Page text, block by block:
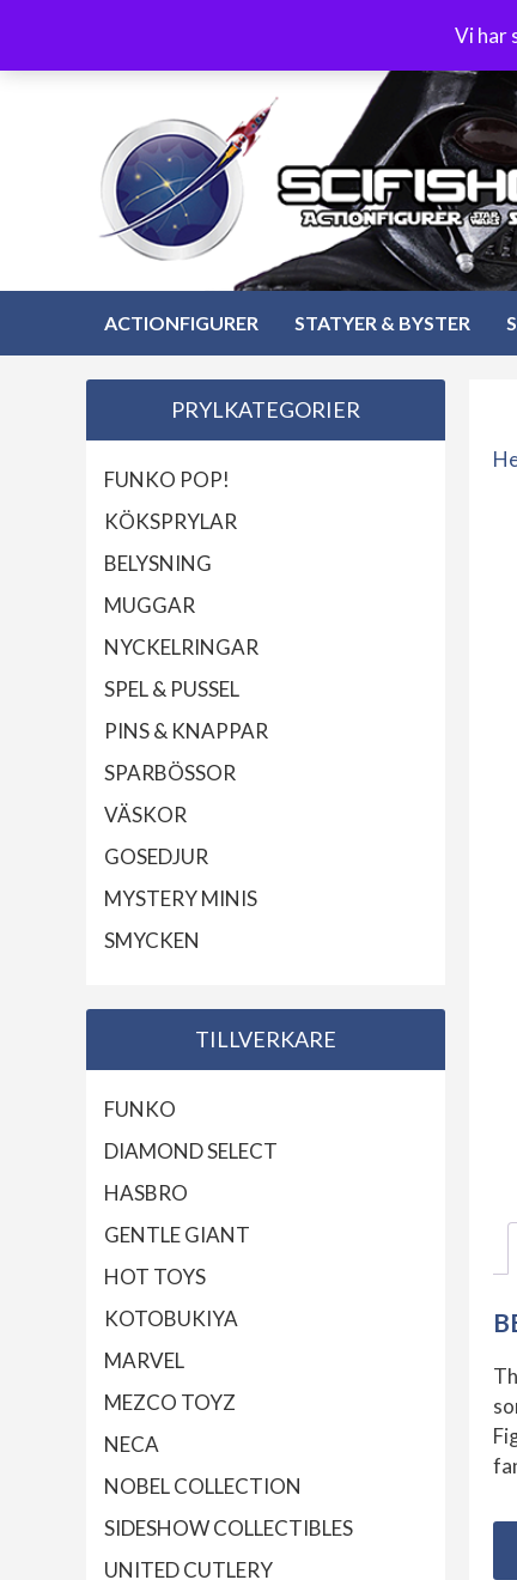
Vi har
innehåll
Öppet köp 30 dagar
ACTIONFIGURER STATYER & BYSTER
PRYLKATEGORIER
FUNKO POP!
KÖKSPRYLAR
BELYSNING
MUGGAR
NYCKELRINGAR
SPEL & PUSSEL
PINS & KNAPPAR
SPARBÖSSOR
VÄSKOR
GOSEDJUR
MYSTERY MINIS
SMYCKEN
TILLVERKARE
FUNKO
DIAMOND SELECT
HASBRO
GENTLE GIANT
HOT TOYS
KOTOBUKIYA
MARVEL
MEZCO TOYZ
NECA
NOBEL COLLECTION
SIDESHOW COLLECTIBLES
UNITED CUTLERY